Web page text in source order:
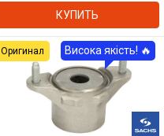
КУПИТЬ
Висока якість! 🔥
Оригинал